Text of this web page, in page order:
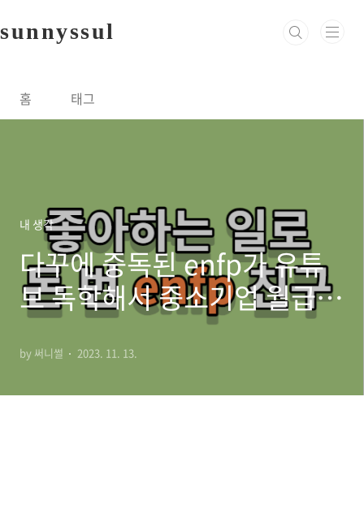
sunnyssul
홈 태그
내 생각
다꾸에 중독된 enfp가 유튜
브 독학해서 중소기업 월급만
큼 번다
by 써니썰 2023. 11. 13.